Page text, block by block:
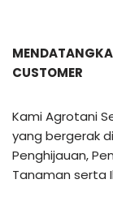
CUSTOMER
Kami Agrotani
yang bergerak
Penghijauan,
Tanaman serta